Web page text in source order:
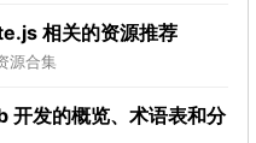
相关的资源推荐
源合集
发的概览、术语表和分